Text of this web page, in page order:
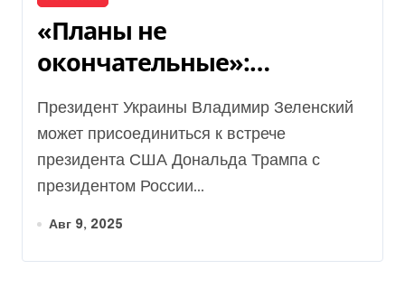
«Планы не
окончательные»:
Зеленский может
присоединиться к встрече
Трампа и Путина, — CBS
News
Президент Украины Владимир Зеленский
может присоединиться к встрече
президента США Дональда Трампа с
президентом России...
Авг 9, 2025